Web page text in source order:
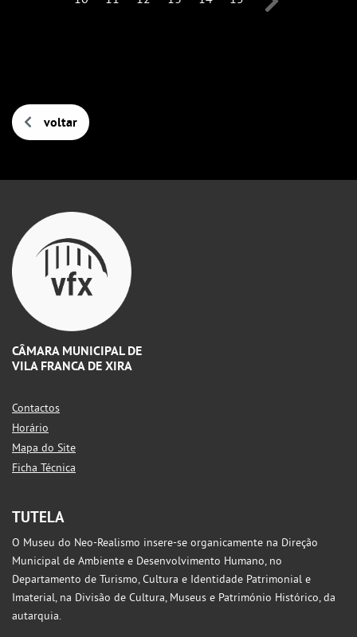
voltar
CÂMARA MUNICIPAL DE
VILA FRANCA DE XIRA
Contactos
Horário
Mapa do Site
Ficha Técnica
TUTELA
O Museu do Neo-Realismo insere-se organicamente na Direção
Municipal de Ambiente e Desenvolvimento Humano, no
Departamento de Turismo, Cultura e Identidade Patrimonial e
Imaterial, na Divisão de Cultura, Museus e Património Histórico, da
autarquia.